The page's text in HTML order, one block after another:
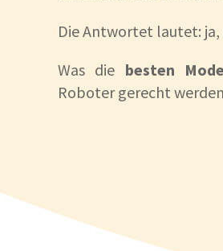
Die Antwortet lautet:
Was die besten
Roboter gerecht